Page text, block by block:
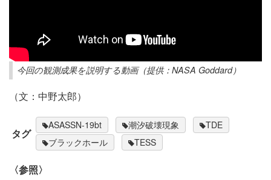
今回の観測成果を説明する動画（提供：NASA Goddard）
（文：中野太郎）
タグ
ASASSN-19bt 潮汐破壊現象
TDE
ブラックホール
TESS
〈参照〉